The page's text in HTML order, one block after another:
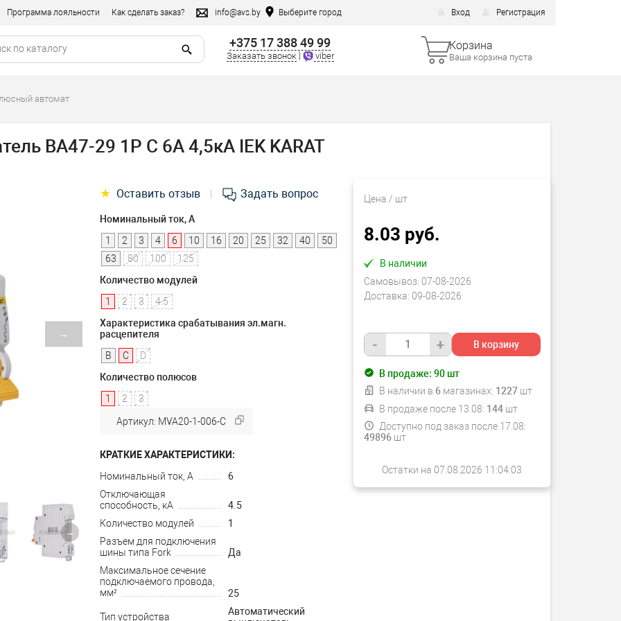
Программа лояльности Как сделать заказ? info@avs.by Выберите город Вход Регистрация
+375 17 388 49 99
Заказать звонок viber
Корзина
Ваша корзина пуста
автомат
ВА47-29 1P C 6А 4,5кА IEK KARAT
→
→
Цена / шт
8.03 руб.
В наличии
Самовывоз: 07-08-2026
Доставка: 09-08-2026
- + В корзину
В продаже: 90 шт
В наличии в 6 магазинах: 1227 шт
В продаже после 13.08: 144 шт
Доступно под заказ после 17.08:
49896шт
Остатки на 07.08.2026 11:04:03
★ Оставить отзыв Задать вопрос
Номинальный ток, А
1
2 3 4 6 10 16 20 25 32 40
50
63
80 100
125
Количество модулей
1
2 3
4.5
Характеристика срабатывания эл.магн.
расцепителя
B
C
D
Количество полюсов
1
2 3
Артикул: MVA20-1-006-C
КРАТКИЕ ХАРАКТЕРИСТИКИ:
Номинальный ток, А
6
Отключающая
способность, кА
4.5
Количество модулей
1
Разъем для подключения
шины типа Fork
Да
Максимальное сечение
подключаемого провода,
мм²
25
Тип устройства
Автоматический